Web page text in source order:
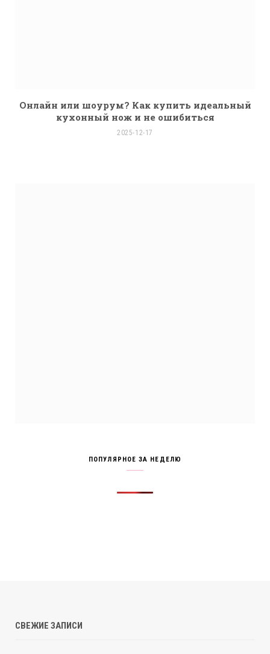
Онлайн или шоурум? Как купить идеальный
кухонный нож и не ошибиться
2025-12-17
ПОПУЛЯРНОЕ ЗА НЕДЕЛЮ
СВЕЖИЕ ЗАПИСИ